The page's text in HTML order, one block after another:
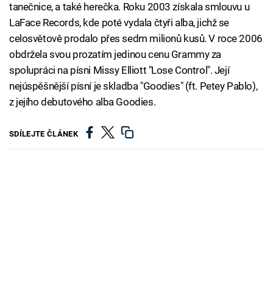
tanečnice, a také herečka. Roku 2003 získala smlouvu u
LaFace Records, kde poté vydala čtyři alba, jichž se
celosvětově prodalo přes sedm milionů kusů. V roce 2006
obdržela svou prozatím jedinou cenu Grammy za
spolupráci na písni Missy Elliott "Lose Control". Její
nejúspěšnější písní je skladba "Goodies" (ft. Petey Pablo),
z jejího debutového alba Goodies.
SDÍLEJTE ČLÁNEK